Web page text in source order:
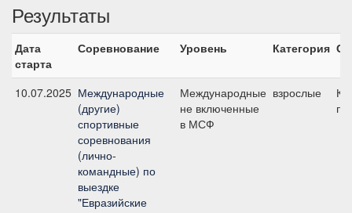
Результаты
Дата
старта
Соревнование Уровень Категория
10.07.2025 Международные
(другие)
спортивные
соревнования
(лично-
командные) по
выездке
"Евразийские
Международные
не включенные
в МСФ
взрослые